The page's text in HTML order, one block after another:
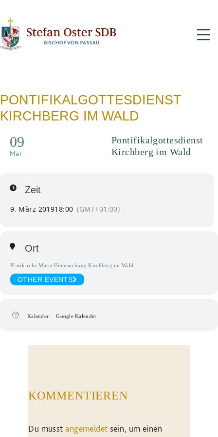
PONTIFIKALGOTTESDIENST
KIRCHBERG IM WALD
09
Mär
Pontifikalgottesdienst
Kirchberg im Wald
Zeit
9. März 201918:00 (GMT+01:00)
Ort
Pfarrkirche Maria Heimsuchung Kirchberg im Wald
OTHER EVENTS
Kalender Google Kalender
KOMMENTIEREN
Du musstangemeldet sein, um einen